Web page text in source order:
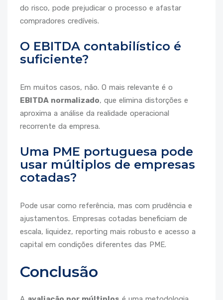
do risco, pode prejudicar o processo e afastar
compradores credíveis.
O EBITDA contabilístico é
suficiente?
Em muitos casos, não. O mais relevante é o
EBITDA normalizado, que elimina distorções e
aproxima a análise da realidade operacional
recorrente da empresa.
Uma PME portuguesa pode
usar múltiplos de empresas
cotadas?
Pode usar como referência, mas com prudência e
ajustamentos. Empresas cotadas beneficiam de
escala, liquidez, reporting mais robusto e acesso a
capital em condições diferentes das PME.
Conclusão